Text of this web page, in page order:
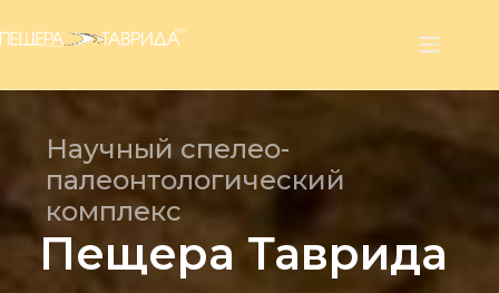
к
сути
Научный спелео-
палеонтологический
комплекс
Пещера Таврида